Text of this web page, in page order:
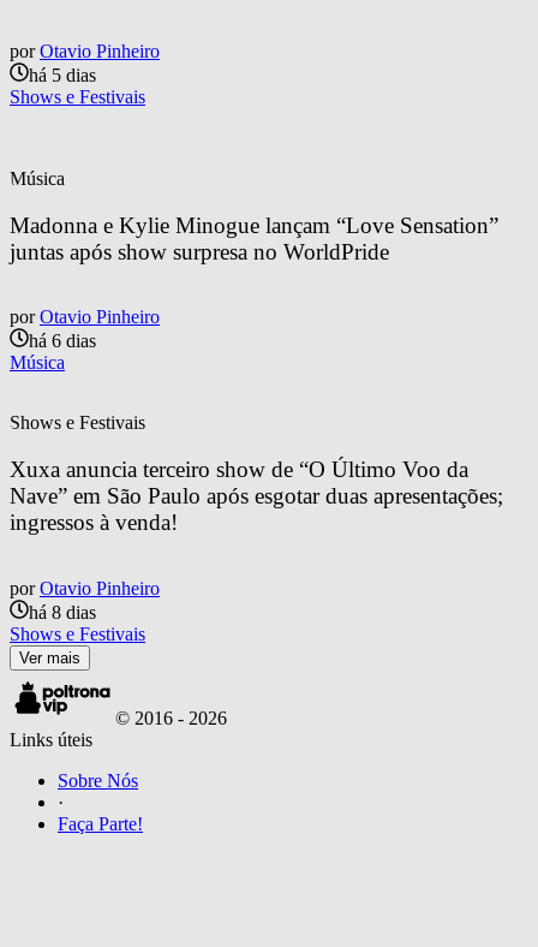
por Otavio Pinheiro
há 5 dias
Shows e Festivais
Música
Madonna e Kylie Minogue lançam “Love Sensation”
juntas após show surpresa no WorldPride
por Otavio Pinheiro
há 6 dias
Música
Shows e Festivais
Xuxa anuncia terceiro show de “O Último Voo da
Nave” em São Paulo após esgotar duas apresentações;
ingressos à venda!
por Otavio Pinheiro
há 8 dias
Shows e Festivais
Ver mais
© 2016 - 2026
Links úteis
Sobre Nós
·
Faça Parte!